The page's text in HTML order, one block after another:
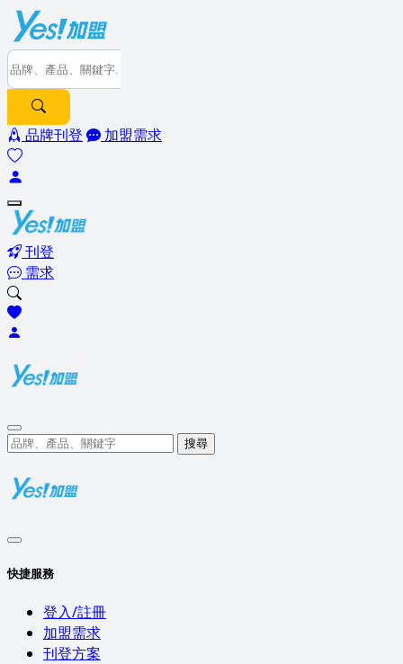
品牌刊登 加盟需求
刊登
需求
搜尋
快捷服務
登入/註冊
加盟需求
刊登方案